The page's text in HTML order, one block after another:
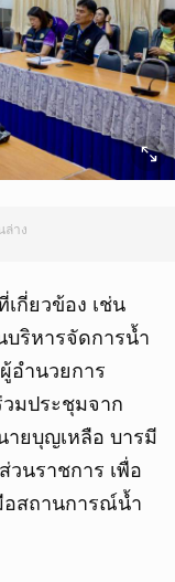
าง
กี่ยวข้อง เช่น
บริหารจัดการน้ำ
อำนวยการ
มประชุมจาก
ยบุญเหลือ บารมี
วนราชการ เพื่อ
สถานการณ์น้ำ